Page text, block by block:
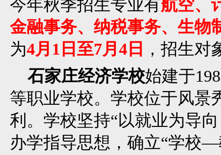
今年秋季招生专业有航空、
金融事务、纳税事务、生物
为4月1日至7月4日
，招生对
石家庄经济学校始建于
等职业学校。学校位于风景
利。学校坚持“以就业为导
办学指导思想，确立“学校